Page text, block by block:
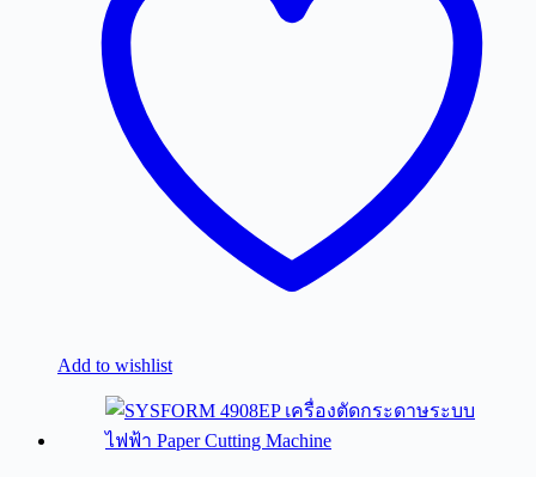
Add to wishlist